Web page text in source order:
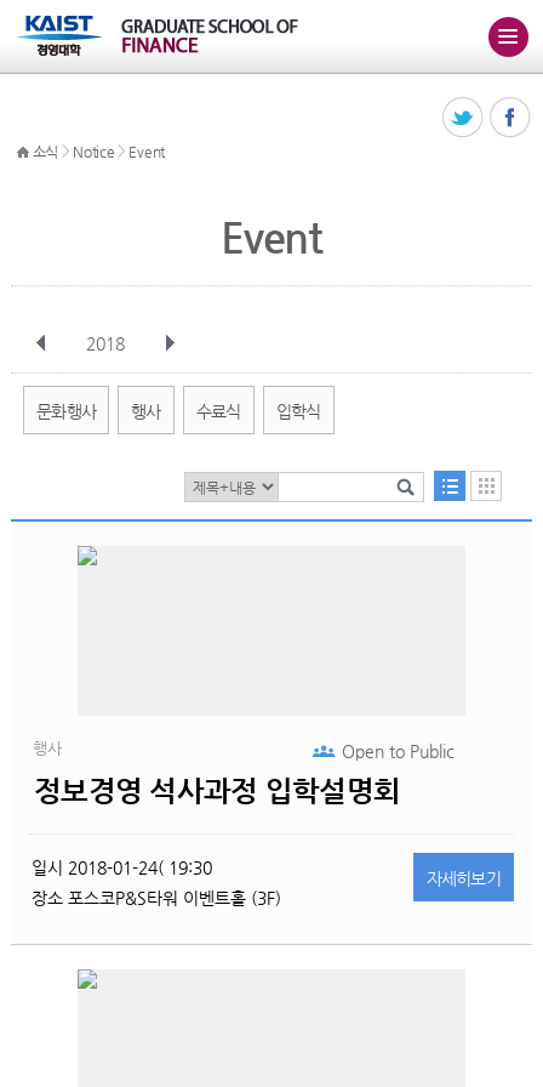
소식 > Notice > Event
Event
2018
전체 1월 2월 4월 5월 6월
문화행사 행사 수료식 입학식
행사
정보경영 석사과정 입학설명회
Open toPublic
일시 2018-01-24( 19:30
장소 포스코P&S타워 이벤트홀 (3F)
자세히보기